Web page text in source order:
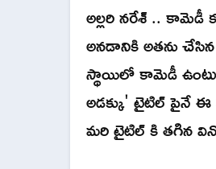
అల్లరి నరేశ్ .. కామెడీ
అనడానికి అతను
స్థాయిలో కామెడీ
అడక్కు' టైటిల్ పైనే
మరి టైటిల్ కి తగిన